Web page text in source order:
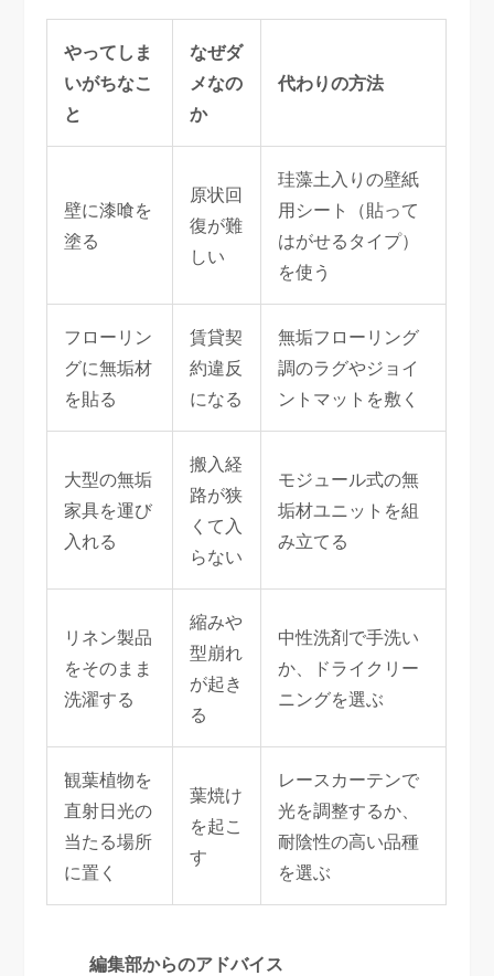
やってしま
いがちなこ
と
なぜダ
メなの
か
代わりの方法
壁に漆喰を
塗る
原状回
復が難
しい
珪藻土入りの壁紙
用シート（貼って
はがせるタイプ）
を使う
フローリン
グに無垢材
を貼る
賃貸契
約違反
になる
無垢フローリング
調のラグやジョイ
ントマットを敷く
大型の無垢
家具を運び
入れる
搬入経
路が狭
くて入
らない
モジュール式の無
垢材ユニットを組
み立てる
リネン製品
をそのまま
洗濯する
縮みや
型崩れ
が起き
る
中性洗剤で手洗い
か、ドライクリー
ニングを選ぶ
観葉植物を
直射日光の
当たる場所
に置く
葉焼け
を起こ
す
レースカーテンで
光を調整するか、
耐陰性の高い品種
を選ぶ
編集部からのアドバイス